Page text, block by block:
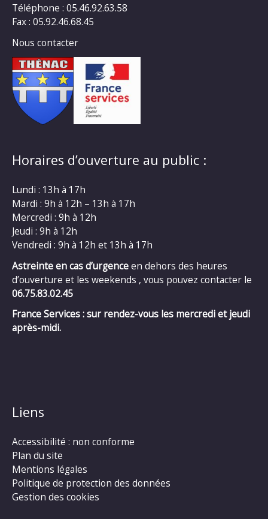
Téléphone : 05.46.92.63.58
Fax : 05.92.46.68.45
Nous contacter
Horaires d’ouverture au public :
Lundi : 13h à 17h
Mardi : 9h à 12h – 13h à 17h
Mercredi : 9h à 12h
Jeudi : 9h à 12h
Vendredi : 9h à 12h et 13h à 17h
Astreinte en cas d’urgenceen dehors des heures
d’ouverture et les weekends , vous pouvez contacter le
06.75.83.02.45
France Services : sur rendez-vous les mercredi et jeudi
après-midi.
Liens
Accessibilité : non conforme
Plan du site
Mentions légales
Politique de protection des données
Gestion des cookies